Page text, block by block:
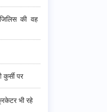
की वह
कुर्सी पर
भी रहे